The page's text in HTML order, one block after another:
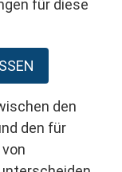
für diese
den
den für